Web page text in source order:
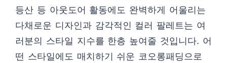
등산 등 아웃도어 활동에도 완벽하게 어울리는
다채로운 디자인과 감각적인 컬러 팔레트는 여
러분의 스타일 지수를 한층 높여줄 것입니다. 어
떤 스타일에도 매치하기 쉬운 코오롱패딩으로